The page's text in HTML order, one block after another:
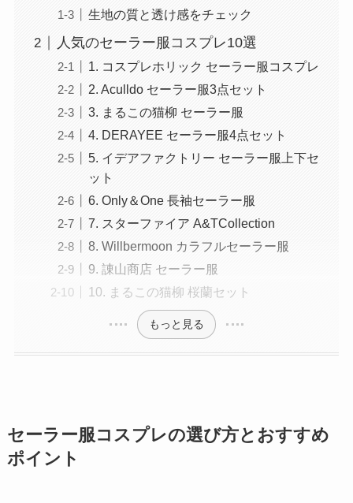
生地の質と透け感をチェック
人気のセーラー服コスプレ10選
1. コスプレホリック セーラー服コスプレ
2. Aculldo セーラー服3点セット
3. まるこの猫柳 セーラー服
4. DERAYEE セーラー服4点セット
5. イデアファクトリー セーラー服上下セ
ット
6. Only＆One 長袖セーラー服
7. スターファイア A&TCollection
8. Willbermoon カラフルセーラー服
9. 諌山商店 セーラー服
10. まるこの猫柳 桜蘭セット
もっと見る
セーラー服コスプレの選び方とおすすめ
ポイント